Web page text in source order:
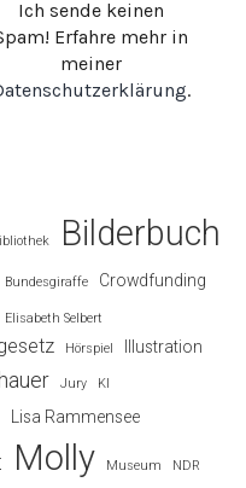
Ich sende keinen
Erfahre mehr in
meiner
.
Bilderbuch
Bundesgiraffe Crowdfunding
Elisabeth Selbert
Hörspiel Illustration
Jury KI
Lisa Rammensee
Molly Museum NDR